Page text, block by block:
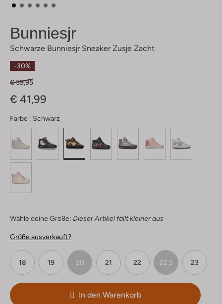
Bunniesjr
Schwarze Bunniesjr Sneaker Zusje Zacht
-30%
€ 59,95
€ 41,99
Farbe : Schwarz
Wähle deine Größe: Dieser Artikel fällt kleiner aus
Größe ausverkauft?
18 19 20 21 22 22,5 23
In den Warenkorb